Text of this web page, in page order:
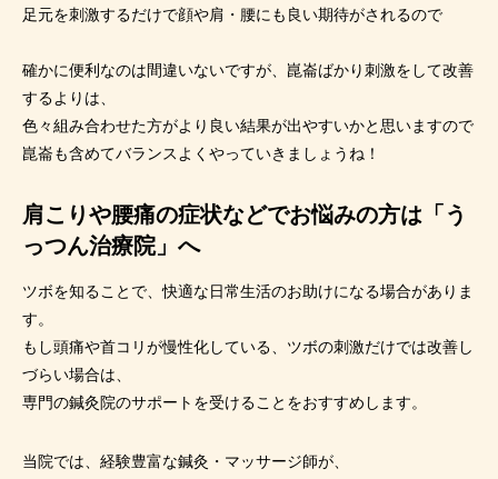
足元を刺激するだけで顔や肩・腰にも良い期待がされるので
確かに便利なのは間違いないですが、崑崙ばかり刺激をして改善
するよりは、
色々組み合わせた方がより良い結果が出やすいかと思いますので
崑崙も含めてバランスよくやっていきましょうね！
肩こりや腰痛の症状などでお悩みの方は「う
っつん治療院」へ
ツボを知ることで、快適な日常生活のお助けになる場合がありま
す。
もし頭痛や首コリが慢性化している、ツボの刺激だけでは改善し
づらい場合は、
専門の鍼灸院のサポートを受けることをおすすめします。
当院では、経験豊富な鍼灸・マッサージ師が、